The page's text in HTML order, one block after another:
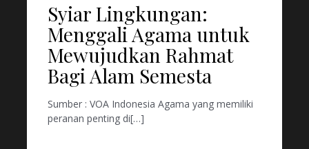
Syiar Lingkungan:
Menggali Agama untuk
Mewujudkan Rahmat
Bagi Alam Semesta
Sumber : VOA Indonesia Agama yang memiliki
peranan penting di[…]